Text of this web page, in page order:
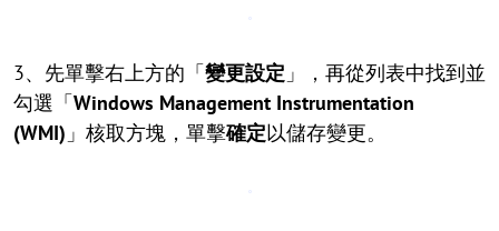
3、先單擊右上方的「變更設定 」，再從列表中找到並
勾選「Windows Management Instrumentation
(WMI) 」核取方塊，單擊確定以儲存變更。